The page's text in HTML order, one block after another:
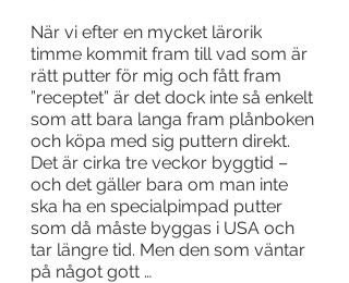
När vi efter en mycket lärorik
timme kommit fram till vad som är
rätt putter för mig och fått fram
”receptet” är det dock inte så enkelt
som att bara langa fram plånboken
och köpa med sig puttern direkt.
Det är cirka tre veckor byggtid –
och det gäller bara om man inte
ska ha en specialpimpad putter
som då måste byggas i USA och
tar längre tid. Men den som väntar
på något gott …